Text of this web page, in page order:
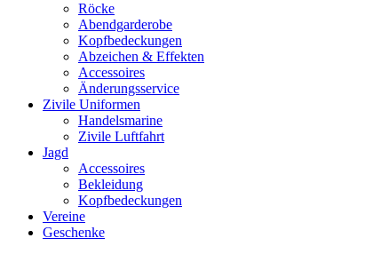
Röcke
Abendgarderobe
Kopfbedeckungen
Abzeichen & Effekten
Accessoires
Änderungsservice
Zivile Uniformen
Handelsmarine
Zivile Luftfahrt
Jagd
Accessoires
Bekleidung
Kopfbedeckungen
Vereine
Geschenke